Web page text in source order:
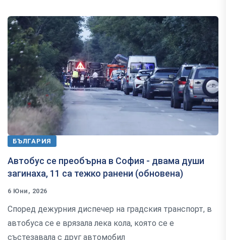
БЪЛГАРИЯ
Автобус се преобърна в София - двама души
загинаха, 11 са тежко ранени (обновена)
6 Юни, 2026
Според дежурния диспечер на градския транспорт, в
автобуса се е врязала лека кола, която се е
състезавала с друг автомобил